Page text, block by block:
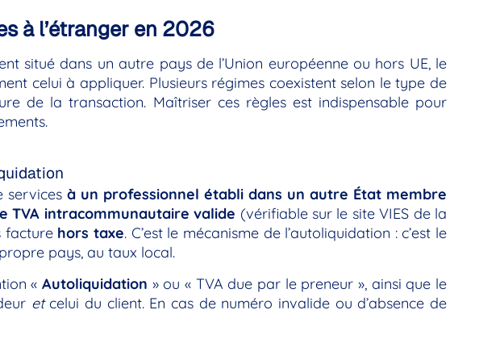
à l’étranger en 2026
situé dans un autre pays de l’Union européenne ou hors UE, le
celui à appliquer. Plusieurs régimes coexistent selon le type de
de la transaction. Maîtriser ces règles est indispensable pour
servicesà un professionnel établi dans un autre État membre
TVA intracommunautaire valide (vérifiable sur le site VIES de la
facture hors taxe. C’est le mécanisme de l’autoliquidation : c’est le
pays, au taux local.
«Autoliquidation » ou « TVA due par le preneur », ainsi que le
etcelui du client. En cas de numéro invalide ou d’absence de